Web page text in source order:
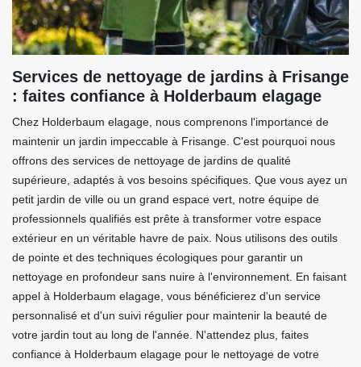
Services de nettoyage de jardins à Frisange
: faites confiance à Holderbaum elagage
Chez Holderbaum elagage, nous comprenons l'importance de
maintenir un jardin impeccable à Frisange. C'est pourquoi nous
offrons des services de nettoyage de jardins de qualité
supérieure, adaptés à vos besoins spécifiques. Que vous ayez un
petit jardin de ville ou un grand espace vert, notre équipe de
professionnels qualifiés est prête à transformer votre espace
extérieur en un véritable havre de paix. Nous utilisons des outils
de pointe et des techniques écologiques pour garantir un
nettoyage en profondeur sans nuire à l'environnement. En faisant
appel à Holderbaum elagage, vous bénéficierez d'un service
personnalisé et d'un suivi régulier pour maintenir la beauté de
votre jardin tout au long de l'année. N'attendez plus, faites
confiance à Holderbaum elagage pour le nettoyage de votre